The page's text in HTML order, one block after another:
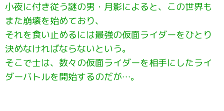
小夜に付き従う謎の男・月影によると、この世界も
また崩壊を始めており、
それを食い止めるには最強の仮面ライダーをひとり
決めなければならないという。
そこで士は、数々の仮面ライダーを相手にしたライ
ダーバトルを開始するのだが…。